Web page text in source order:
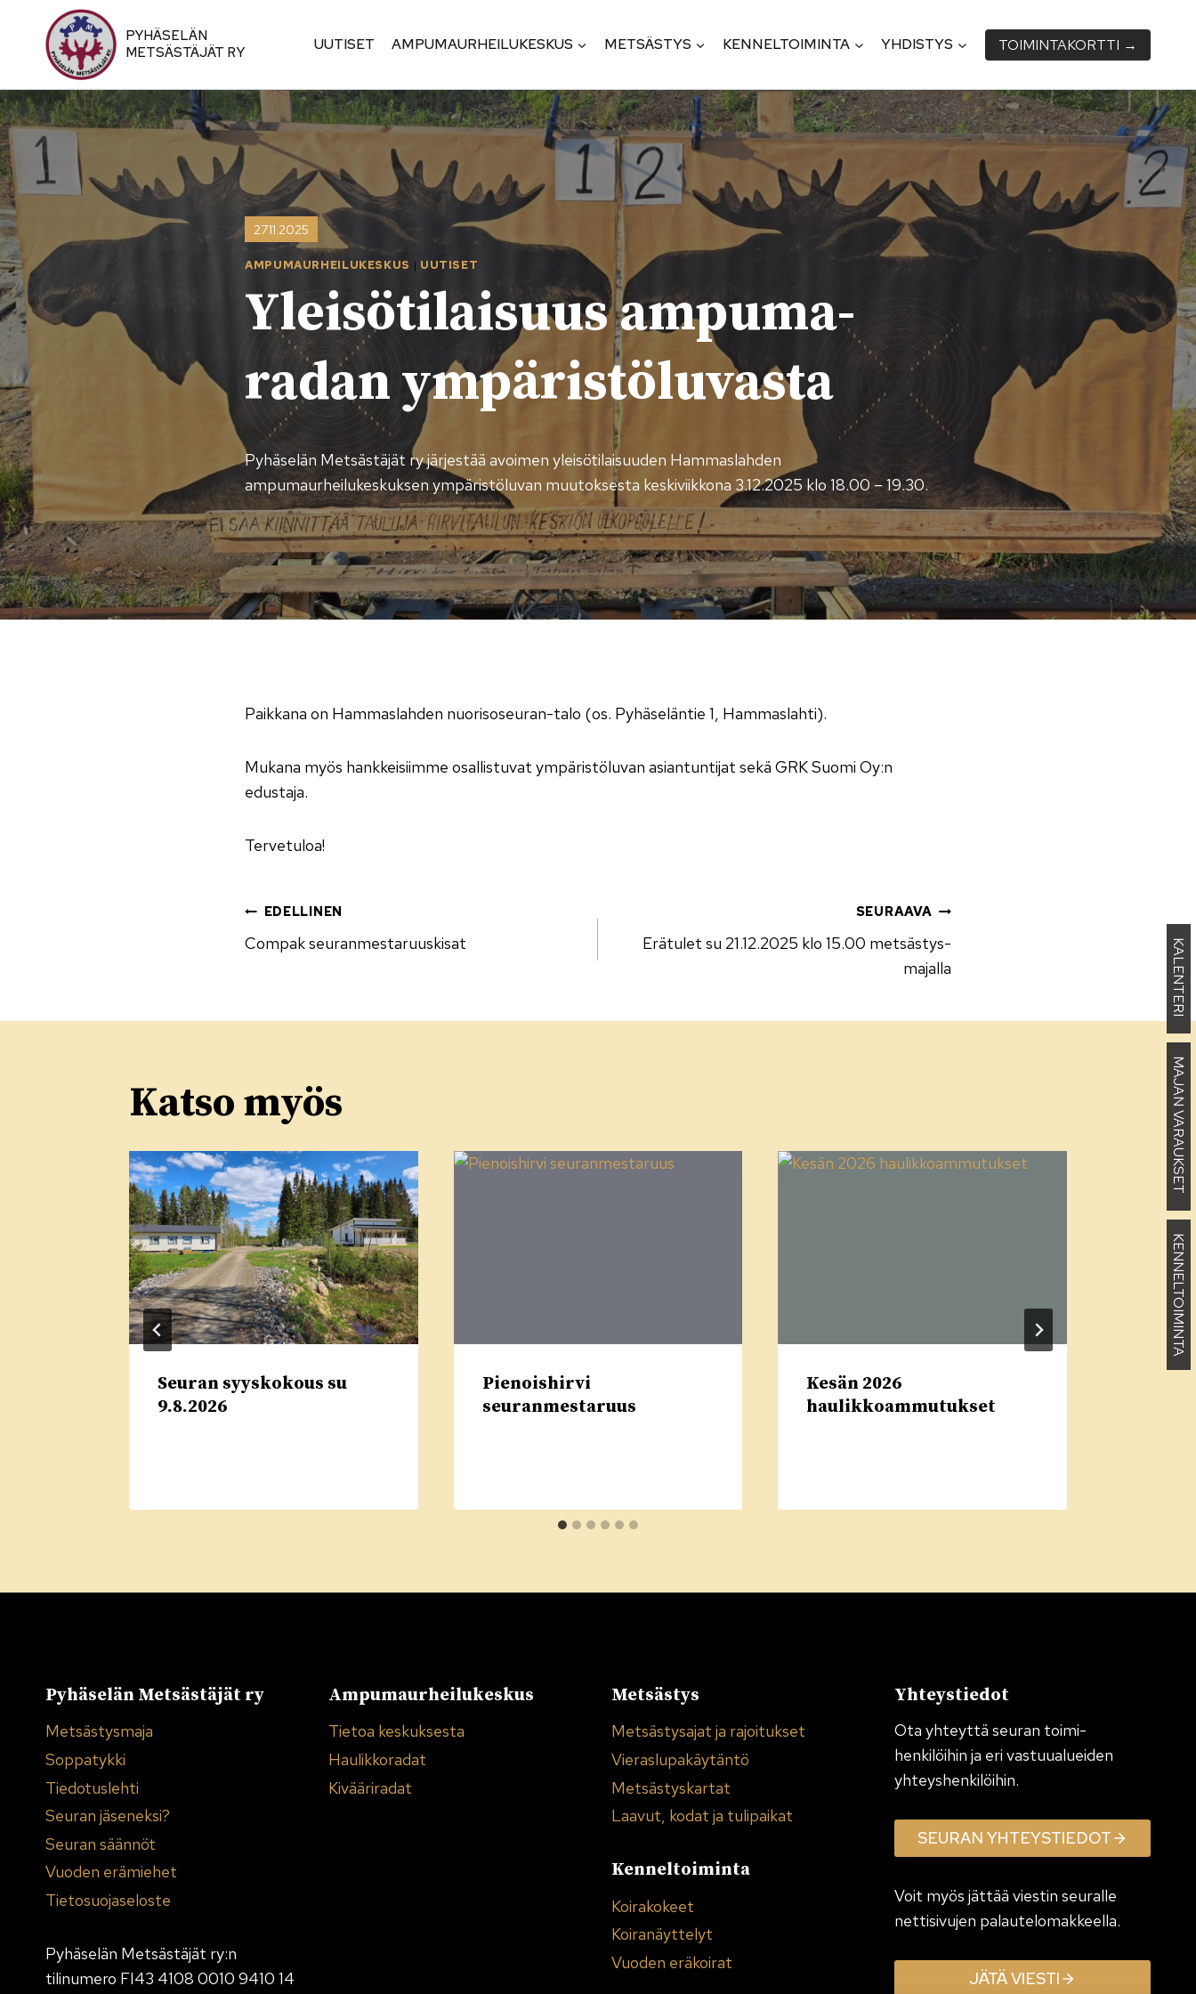
KALENTERI
MAJAN VARAUKSET
KENNELTOIMINTA
sisältöön
PYHÄSELÄN
METSÄSTÄJÄT RY
UUTISET AMPUMAURHEILUKESKUS METSÄSTYS KENNELTOIMINTA YHDISTYS TOIMINTA­KORTTI →
AMPUMA­URHEILU­KESKUS | UUTISET
Yleisö­tilaisuus ampuma­
radan ympäristö­luvasta
27.11.2025
Pyhäselän Metsästäjät ry järjestää avoimen yleisötilaisuuden Hammaslahden
ampumaurheilukeskuksen ympäristöluvan muutoksesta keskiviikkona 3.12.2025 klo 18.00 – 19.30.
Paikkana on Hammaslahden nuorisoseuran-talo (os. Pyhäseläntie 1, Hammaslahti).
Mukana myös hankkeisiimme osallistuvat ympäristöluvan asiantuntijat sekä GRK Suomi Oy:n
edustaja.
Tervetuloa!
Artikkelien
EDELLINEN
Compak seuranmestaruuskisat
SEURAAVA
Erätulet su 21.12.2025 klo 15.00 metsästys­
majalla
Katso myös
Seuran syyskokous su
9.8.2026
Pienoishirvi
seuranmestaruus
Kesän 2026
haulikkoammutukset
Pyhäselän Metsästäjät ry
Metsästysmaja
Soppatykki
Tiedotuslehti
Seuran jäseneksi?
Seuran säännöt
Vuoden erämiehet
Tietosuojaseloste
Pyhäselän Metsästäjät ry:n
tilinumero FI43 4108 0010 9410 14
Ampumaurheilukeskus
Tietoa keskuksesta
Haulikkoradat
Kivääriradat
Metsästys
Metsästysajat ja rajoitukset
Vieraslupakäytäntö
Metsästyskartat
Laavut, kodat ja tulipaikat
Kenneltoiminta
Koirakokeet
Koiranäyttelyt
Vuoden eräkoirat
Yhteystiedot
Ota yhteyttä seuran toimi­
henkilöihin ja eri vastuualueiden
yhteyshenkilöihin.
SEURAN YHTEYSTIEDOT
Voit myös jättää viestin seuralle
nettisivujen palautelomakkeella.
JÄTÄ VIESTI